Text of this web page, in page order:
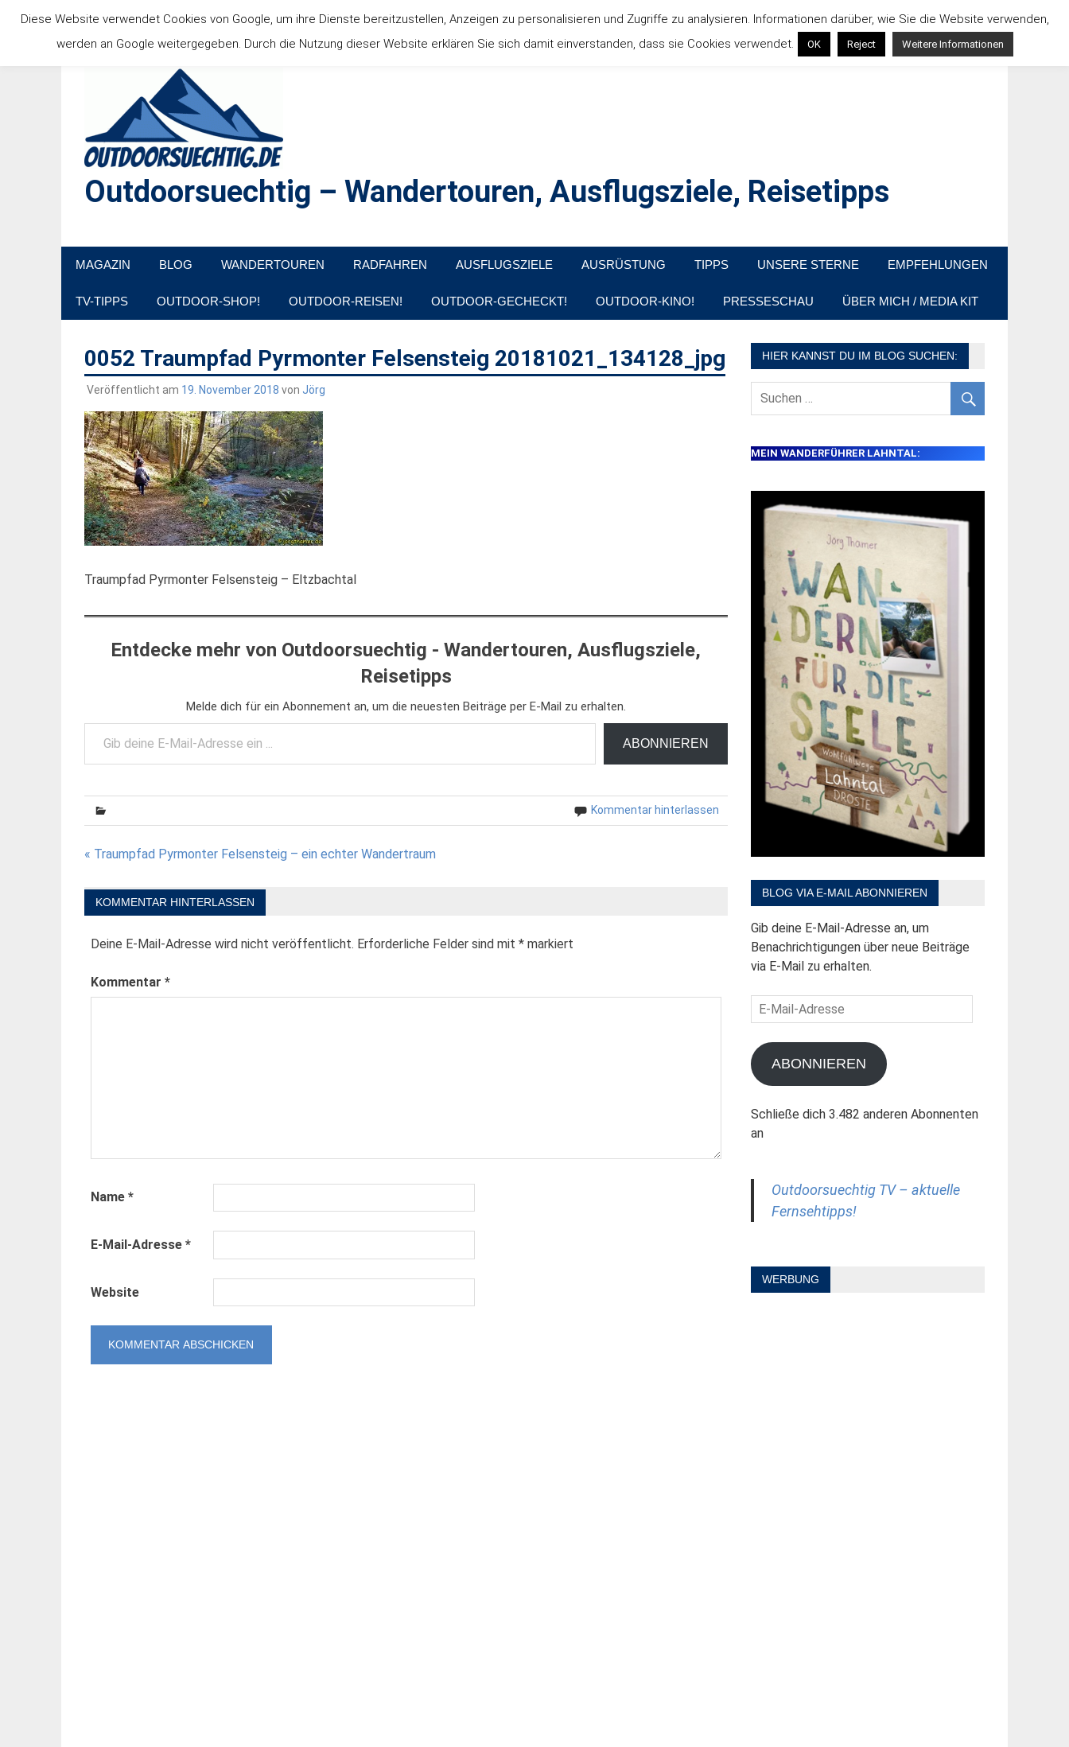
Inhalt
springen
Outdoorsuechtig – Wandertouren, Ausflugsziele, Reisetipps
MAGAZIN BLOG WANDERTOUREN RADFAHREN AUSFLUGSZIELE AUSRÜSTUNG TIPPS UNSERE STERNE EMPFEHLUNGEN
TV-TIPPS OUTDOOR-SHOP! OUTDOOR-REISEN! OUTDOOR-GECHECKT! OUTDOOR-KINO! PRESSESCHAU ÜBER MICH / MEDIA KIT
0052 Traumpfad Pyrmonter Felsensteig 20181021_134128_jpg
Veröffentlicht am 19. November 2018 von Jörg
Traumpfad Pyrmonter Felsensteig – Eltzbachtal
Entdecke mehr von Outdoorsuechtig - Wandertouren, Ausflugsziele,
Reisetipps
Melde dich für ein Abonnement an, um die neuesten Beiträge per E-Mail zu erhalten.
Gib deine E-Mail-Adresse ein ...
ABONNIEREN
Kommentar hinterlassen
Beitragsnavigation
« Traumpfad Pyrmonter Felsensteig – ein echter Wandertraum
KOMMENTAR HINTERLASSEN
Deine E-Mail-Adresse wird nicht veröffentlicht. Erforderliche Felder sind mit *markiert
Kommentar *
Name *
E-Mail-Adresse *
Website
HIER KANNST DU IM BLOG SUCHEN:
MEIN WANDERFÜHRER LAHNTAL:
BLOG VIA E-MAIL ABONNIEREN
Gib deine E-Mail-Adresse an, um
Benachrichtigungen über neue Beiträge
via E-Mail zu erhalten.
E-
Mail-
Adresse
ABONNIEREN
Schließe dich 3.482 anderen Abonnenten
an
Outdoorsuechtig TV – aktuelle
Fernsehtipps!
WERBUNG
Diese Website verwendet Cookies von Google, um ihre Dienste bereitzustellen, Anzeigen zu personalisieren und Zugriffe zu analysieren. Informationen darüber, wie Sie die Website verwenden,
werden an Google weitergegeben. Durch die Nutzung dieser Website erklären Sie sich damit einverstanden, dass sie Cookies verwendet.
OK Reject Weitere Informationen